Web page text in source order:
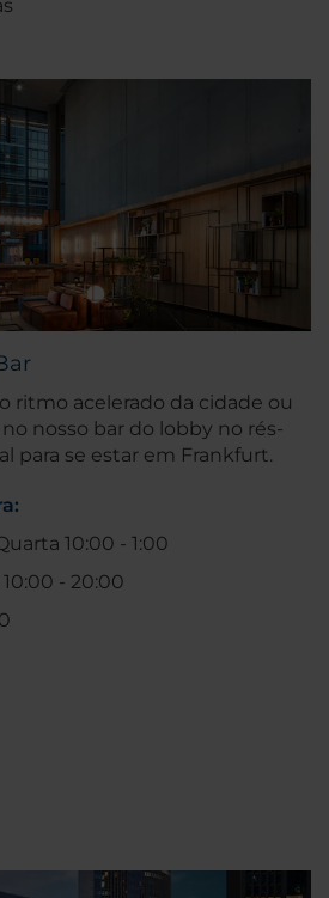
ritmo acelerado da cidade ou
nosso bar do lobby no rés-
para se estar em Frankfurt.
10:00 - 1:00
- 20:00